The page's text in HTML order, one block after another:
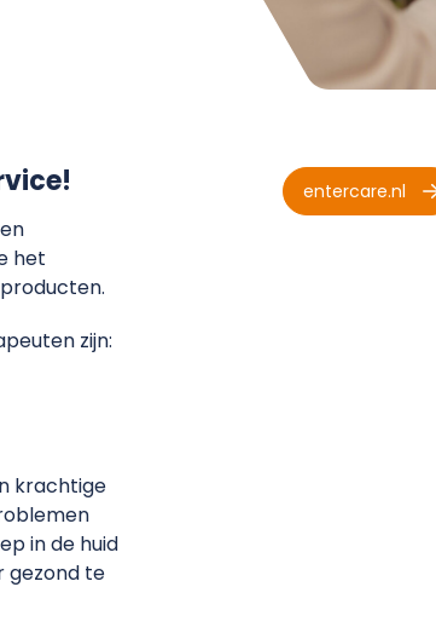
het
zijn:
krachtige
in de huid
gezond te
entercare.nl